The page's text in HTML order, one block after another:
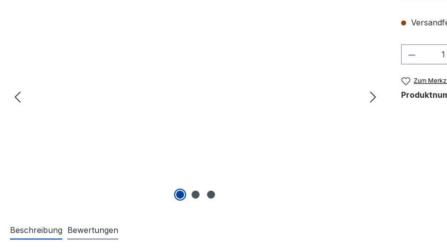
Zum
Beschreibung Bewertungen